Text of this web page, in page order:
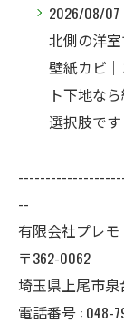
2026/08/06
ご家庭で
押入れ、
ていませ
--
有限会社プレモ
〒362-0062
埼玉県上尾市泉
電話番号 : 048-